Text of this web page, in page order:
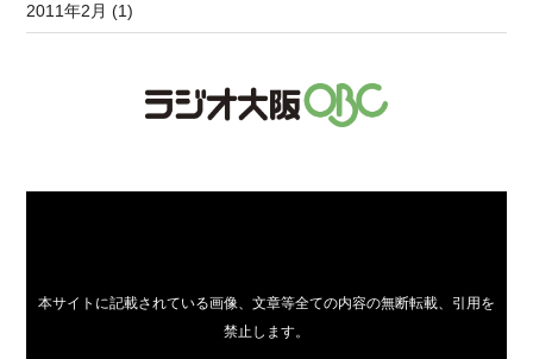
2011年2月 (1)
本サイトに記載されている画像、文章等全ての内容の無断転載、引用を
禁止します。